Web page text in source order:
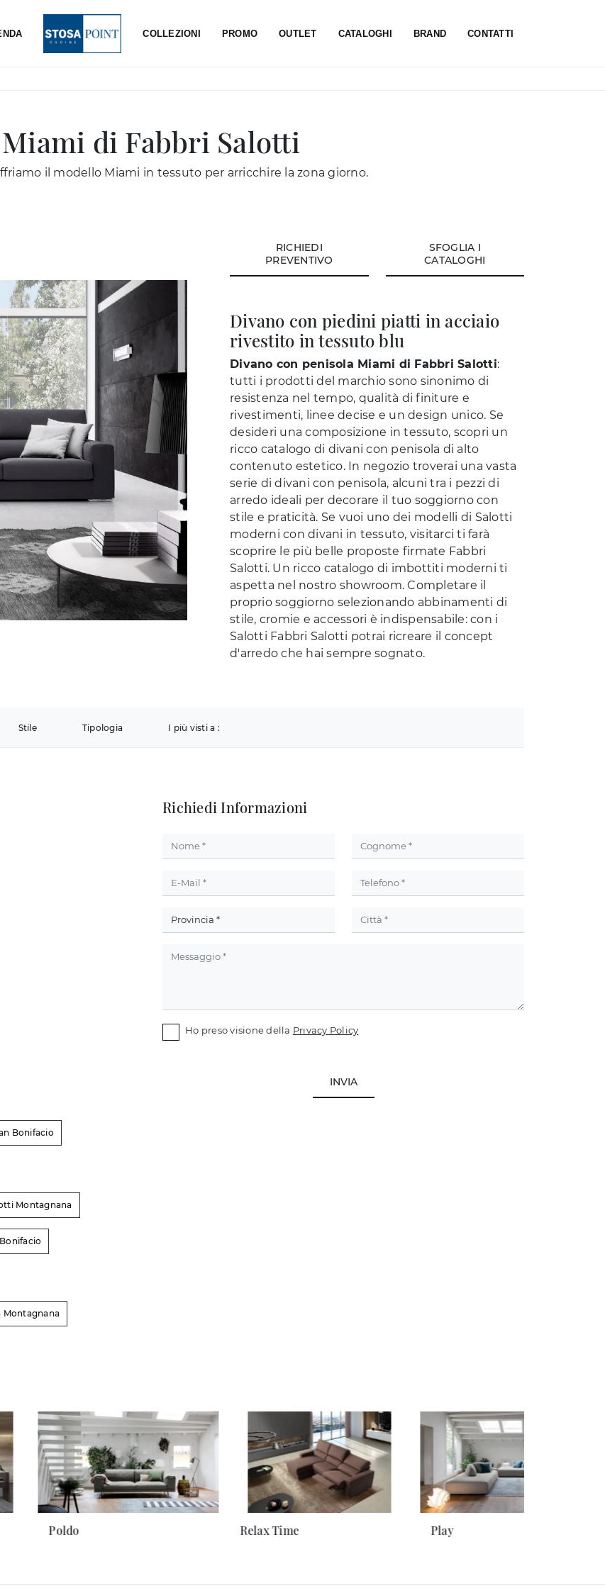
COLLEZIONI PROMO OUTLET CATALOGHI BRAND CONTATTI
di Fabbri Salotti
il modello Miami in tessuto per arricchire la zona giorno.
RICHIEDI
PREVENTIVO
SFOGLIA I
CATALOGHI
Divano con piedini piatti in acciaio
rivestito in tessuto blu
Divano con penisola Miami di Fabbri Salotti:
tutti i prodotti del marchio sono sinonimo di
resistenza nel tempo, qualità di finiture e
rivestimenti, linee decise e un design unico. Se
desideri una composizione in tessuto, scopri un
ricco catalogo di divani con penisola di alto
contenuto estetico. In negozio troverai una vasta
serie di divani con penisola, alcuni tra i pezzi di
arredo ideali per decorare il tuo soggiorno con
stile e praticità. Se vuoi uno dei modelli di Salotti
moderni con divani in tessuto, visitarci ti farà
scoprire le più belle proposte firmate Fabbri
Salotti. Un ricco catalogo di imbottiti moderni ti
aspetta nel nostro showroom. Completare il
proprio soggiorno selezionando abbinamenti di
stile, cromie e accessori è indispensabile: con i
Salotti Fabbri Salotti potrai ricreare il concept
d'arredo che hai sempre sognato.
Stile Tipologia I più visti a :
Bonifacio
Montagnana
Montagnana
Richiedi Informazioni
Ho preso visione della Privacy Policy
INVIA
Poldo Relax Time Play